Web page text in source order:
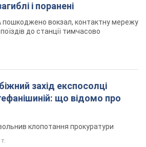
і поранені
пошкоджено вокзал, контактну мережу
до станції тимчасово
клопотання прокуратури